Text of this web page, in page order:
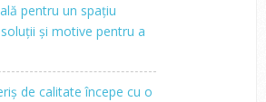
pentru un spațiu
și motive pentru a
de calitate începe cu o